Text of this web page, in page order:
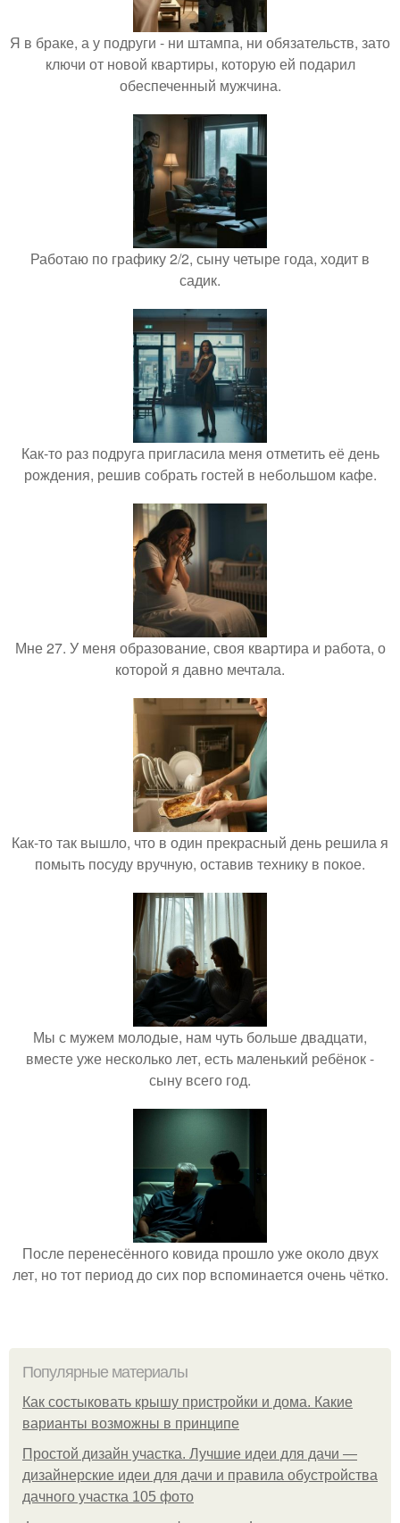
Я в браке, а у подруги - ни штампа, ни обязательств, зато
ключи от новой квартиры, которую ей подарил
обеспеченный мужчина.
Работаю по графику 2/2, сыну четыре года, ходит в
садик.
Как-то раз подруга пригласила меня отметить её день
рождения, решив собрать гостей в небольшом кафе.
Мне 27. У меня образование, своя квартира и работа, о
которой я давно мечтала.
Как-то так вышло, что в один прекрасный день решила я
помыть посуду вручную, оставив технику в покое.
Мы с мужем молодые, нам чуть больше двадцати,
вместе уже несколько лет, есть маленький ребёнок -
сыну всего год.
После перенесённого ковида прошло уже около двух
лет, но тот период до сих пор вспоминается очень чётко.
Популярные материалы
Как состыковать крышу пристройки и дома. Какие
варианты возможны в принципе
Простой дизайн участка. Лучшие идеи для дачи —
дизайнерские идеи для дачи и правила обустройства
дачного участка 105 фото